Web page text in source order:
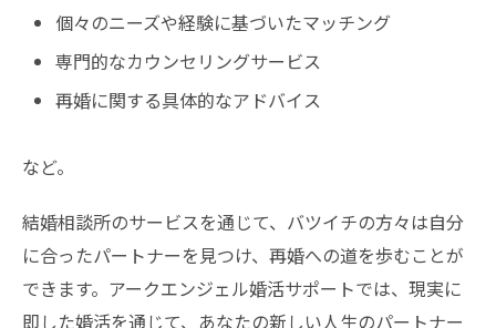
個々のニーズや経験に基づいたマッチング
専門的なカウンセリングサービス
再婚に関する具体的なアドバイス
など。
結婚相談所のサービスを通じて、バツイチの方々は自分
に合ったパートナーを見つけ、再婚への道を歩むことが
できます。アークエンジェル婚活サポートでは、現実に
即した婚活を通じて、あなたの新しい人生のパートナー